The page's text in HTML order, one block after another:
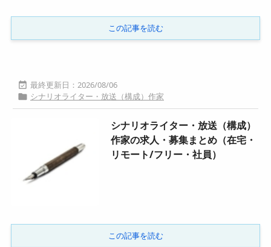
この記事を読む
 2026/08/06
 シナリオライター・放送（構成）作家
シナリオライター・放送（構成）
作家の求人・募集まとめ（在宅・
リモート/フリー・社員）
この記事を読む